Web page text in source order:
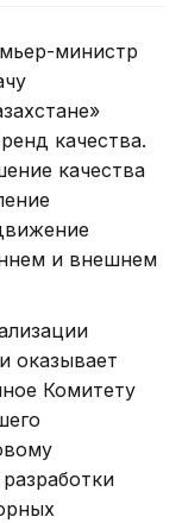
министр
качества.
качества
и внешнем
оказывает
Комитету